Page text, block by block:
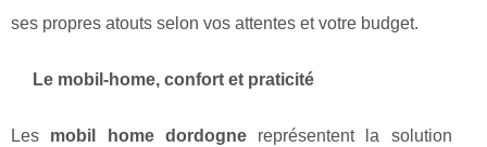
ses propres atouts selon vos attentes et votre budget.
Le mobil-home, confort et praticité
Les mobil home dordognereprésentent la solution